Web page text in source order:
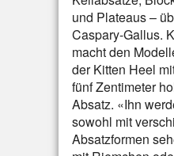
und Plateaus –
Caspary-Gallus.
macht den
der Kitten Heel
fünf Zentimeter
Absatz. «Ihn
sowohl mit
Absatzformen